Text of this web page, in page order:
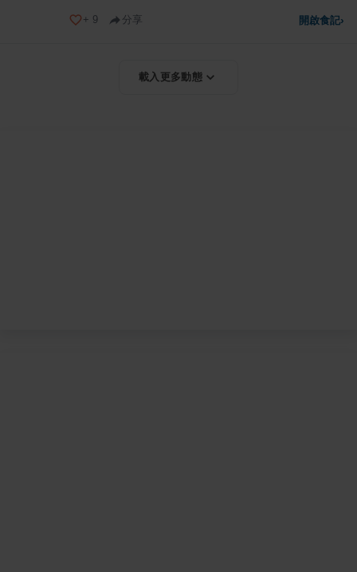
+ 9 分享 開啟食記›
載入更多動態